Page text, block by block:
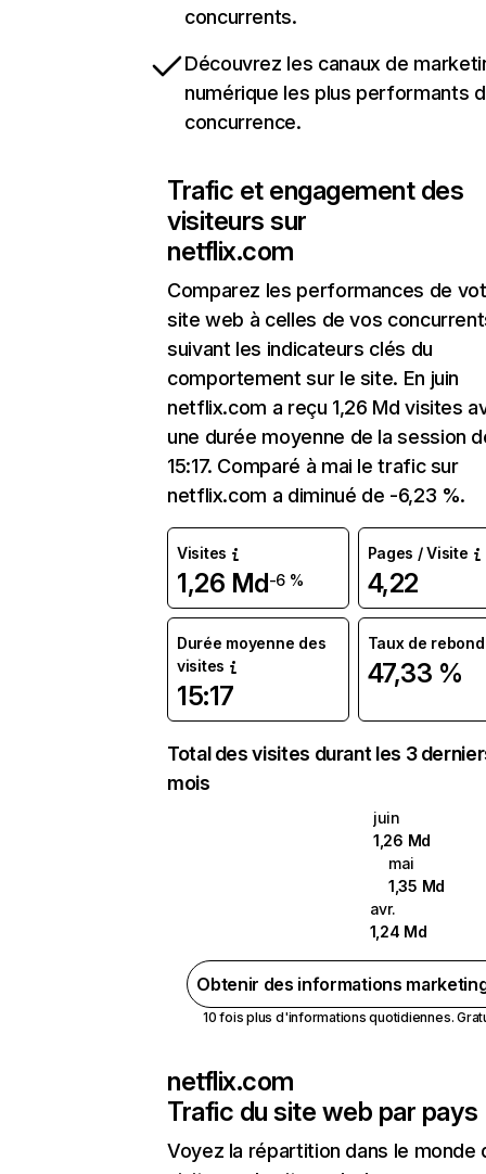
concurrents.
Découvrez les canaux de
numérique les plus performants
concurrence.
Trafic et engagement des
visiteurs sur
netflix.com
Comparez les performances de
site web à celles de vos
suivant les indicateurs clés du
comportement sur le site. En juin
netflix.com a reçu 1,26 Md visites
une durée moyenne de la session
15:17. Comparé à mai le trafic sur
netflix.com a diminué de -6,23 %.
Visites
1,26 Md-6 %
Pages / Visite
4,22
Durée moyenne des
visites
15:17
Taux de rebond
47,33 %
Total des visites durant les 3
mois
juin
1,26 Md
mai
1,35 Md
avr.
1,24 Md
Obtenir des informations
10 fois plus d'informations quotidiennes.
netflix.com
Trafic du site web par pays
Voyez la répartition dans le monde